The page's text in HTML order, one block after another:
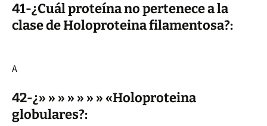
41-¿Cuál proteína no pertenece a la
clase de Holoproteina filamentosa?:
A
42-¿» » » » » » » «Holoproteina
globulares?: